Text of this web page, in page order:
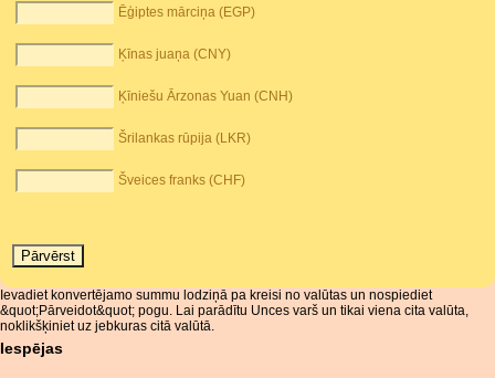
Ēģiptes mārciņa (EGP)
Ķīnas juaņa (CNY)
Ķīniešu Ārzonas Yuan (CNH)
Šrilankas rūpija (LKR)
Šveices franks (CHF)
Ievadiet konvertējamo summu lodziņā pa kreisi no valūtas un nospiediet
&quot;Pārveidot&quot; pogu. Lai parādītu Unces varš un tikai viena cita valūta,
noklikšķiniet uz jebkuras citā valūtā.
Iespējas